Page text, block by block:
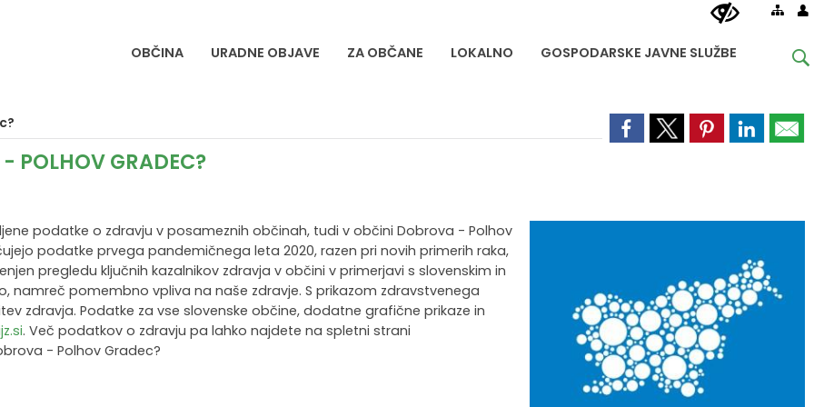
OBČINA URADNE OBJAVE ZA OBČANE LOKALNO GOSPODARSKE JAVNE SLUŽBE
POLHOV GRADEC?
podatke o zdravju v posameznih občinah, tudi v občini Dobrova - Polhov
podatke prvega pandemičnega leta 2020, razen pri novih primerih raka,
pregledu ključnih kazalnikov zdravja v občini v primerjavi s slovenskim in
namreč pomembno vpliva na naše zdravje. S prikazom zdravstvenega
zdravja. Podatke za vse slovenske občine, dodatne grafične prikaze in
. Več podatkov o zdravju pa lahko najdete na spletni strani
- Polhov Gradec?